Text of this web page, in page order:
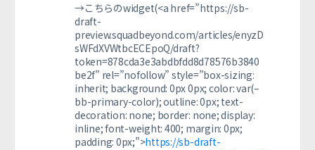
→こちらのwidget(<a href=”https://sb-
draft-
preview.squadbeyond.com/articles/enyzD
sWFdXVWtbcECEpoQ/draft?
token=878cda3e3abdbfdd8d78576b3840
be2f” rel=”nofollow” style=”box-sizing:
inherit; background: 0px 0px; color: var(–
bb-primary-color); outline: 0px; text-
decoration: none; border: none; display:
inline; font-weight: 400; margin: 0px;
padding: 0px;”>https://sb-draft-